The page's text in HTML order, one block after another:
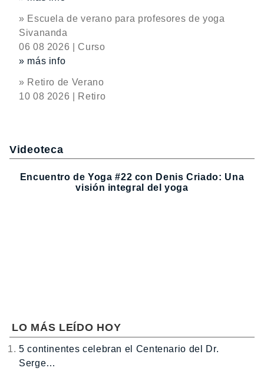
» Escuela de verano para profesores de yoga
Sivananda
06 08 2026 | Curso
» más info
» Retiro de Verano
10 08 2026 | Retiro
Videoteca
Encuentro de Yoga #22 con Denis Criado: Una
visión integral del yoga
LO MÁS LEÍDO HOY
5 continentes celebran el Centenario del Dr.
Serge…